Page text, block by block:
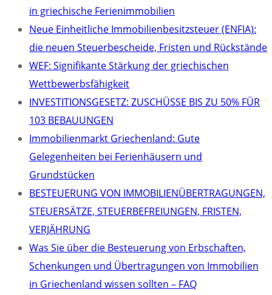
in griechische Ferienimmobilien
Neue Einheitliche Immobilienbesitzsteuer (ENFIA):
die neuen Steuerbescheide, Fristen und Rückstände
WEF: Signifikante Stärkung der griechischen
Wettbewerbsfähigkeit
INVESTITIONSGESETZ: ZUSCHÜSSE BIS ZU 50% FÜR
103 BEBAUUNGEN
Immobilienmarkt Griechenland: Gute
Gelegenheiten bei Ferienhäusern und
Grundstücken
BESTEUERUNG VON IMMOBILIENÜBERTRAGUNGEN,
STEUERSÄTZE, STEUERBEFREIUNGEN, FRISTEN,
VERJÄHRUNG
Was Sie über die Besteuerung von Erbschaften,
Schenkungen und Übertragungen von Immobilien
in Griechenland wissen sollten – FAQ